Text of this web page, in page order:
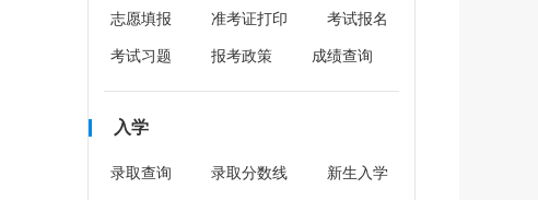
志愿填报 准考证打印 考试报名
考试习题 报考政策 成绩查询
入学
录取查询 录取分数线 新生入学